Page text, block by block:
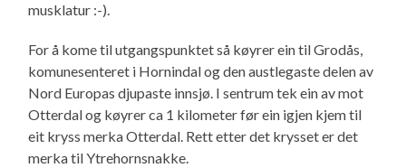
musklatur :-).
For å kome til utgangspunktet så køyrer ein til Grodås,
komunesenteret i Hornindal og den austlegaste delen av
Nord Europas djupaste innsjø. I sentrum tek ein av mot
Otterdal og køyrer ca 1 kilometer før ein igjen kjem til
eit kryss merka Otterdal. Rett etter det krysset er det
merka til Ytrehornsnakke.